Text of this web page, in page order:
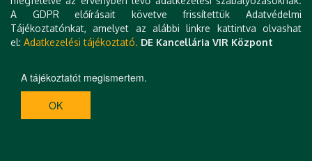
A GDPR előírásait követve frissítettük Adatvédelmi
Tájékoztatónkat, amelyet az alábbi linkre kattintva olvashat
el: Adatkezelési tájékoztató. DE Kancellária VIR Központ
A tájékoztatót megismertem.
OK